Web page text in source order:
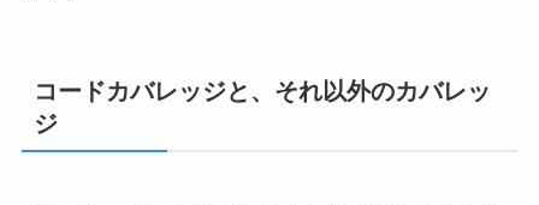
コードカバレッジと、それ以外のカバレッ
ジ